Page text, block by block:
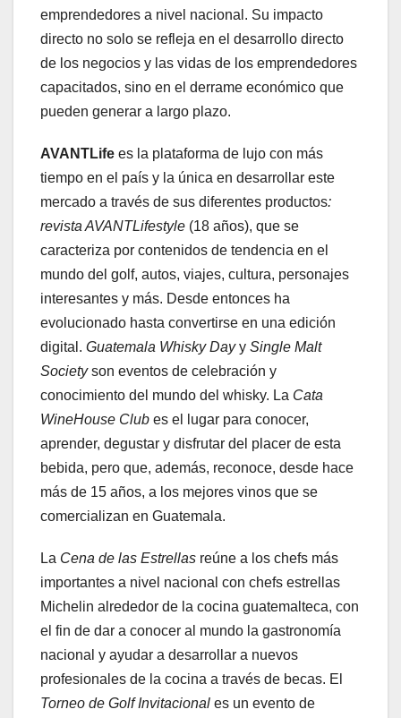
emprendedores a nivel nacional. Su impacto
directo no solo se refleja en el desarrollo directo
de los negocios y las vidas de los emprendedores
capacitados, sino en el derrame económico que
pueden generar a largo plazo.
AVANTLife es la plataforma de lujo con más
tiempo en el país y la única en desarrollar este
mercado a través de sus diferentes productos:
revista AVANTLifestyle (18 años), que se
caracteriza por contenidos de tendencia en el
mundo del golf, autos, viajes, cultura, personajes
interesantes y más. Desde entonces ha
evolucionado hasta convertirse en una edición
digital. Guatemala Whisky Dayy Single Malt
Societyson eventos de celebración y
conocimiento del mundo del whisky. La Cata
WineHouse Club es el lugar para conocer,
aprender, degustar y disfrutar del placer de esta
bebida, pero que, además, reconoce, desde hace
más de 15 años, a los mejores vinos que se
comercializan en Guatemala.
La Cena de las Estrellas reúne a los chefs más
importantes a nivel nacional con chefs estrellas
Michelin alrededor de la cocina guatemalteca, con
el fin de dar a conocer al mundo la gastronomía
nacional y ayudar a desarrollar a nuevos
profesionales de la cocina a través de becas. El
Torneo de Golf Invitacional es un evento de